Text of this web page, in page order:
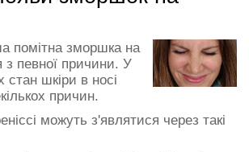
помітна зморшка на
з певної причини. У
стан шкіри в носі
причин.
можуть з'являтися через такі